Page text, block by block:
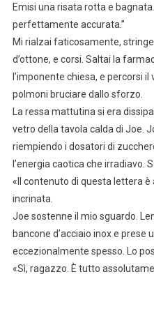
Emisi una risata rotta e
perfettamente accurata.”
Mi rialzai faticosamente,
d’ottone, e corsi. Saltai la
l’imponente chiesa, e percorsi
polmoni bruciare dallo sforzo.
La ressa mattutina si era
vetro della tavola calda di Joe.
riempiendo i dosatori di
l’energia caotica che irradiavo.
«Il contenuto di questa lettera è
incrinata.
Joe sostenne il mio sguardo.
bancone d’acciaio inox e prese
eccezionalmente spesso. Lo
«Sì, ragazzo. È tutto